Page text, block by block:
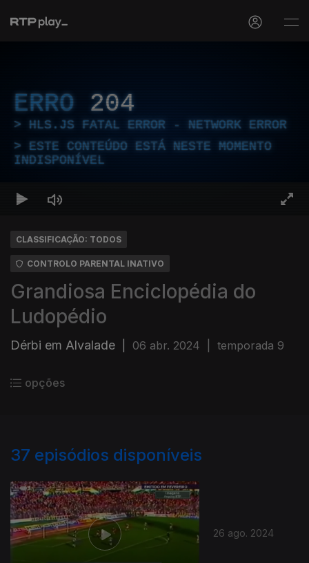
ERRO 204
HLS.JS FATAL ERROR - NETWORK ERROR
ESTE CONTEÚDO ESTÁ NESTE MOMENTO
INDISPONÍVEL
CLASSIFICAÇÃO: TODOS
CONTROLO PARENTAL INATIVO
Grandiosa Enciclopédia do
Ludopédio
Dérbi em Alvalade 06 abr. 2024 temporada 9
opções
37 episódios disponíveis
26 ago. 2024